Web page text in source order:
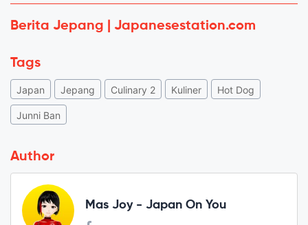
Berita Jepang | Japanesestation.com
Tags
Japan Jepang Culinary 2 Kuliner Hot Dog
Junni Ban
Author
Mas Joy - Japan On You